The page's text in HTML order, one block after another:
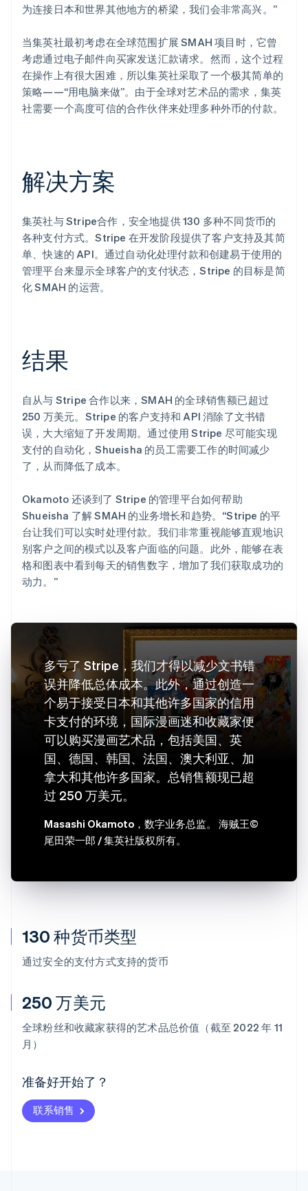
130 种货币类型
通过安全的支付方式支持的货币
250 万美元
全球粉丝和收藏家获得的艺术品总价值（截至 2022 年 11
月）
准备好开始了？
联系销售
为连接日本和世界其他地方的桥梁，我们会非常高兴。”
当集英社最初考虑在全球范围扩展 SMAH 项目时，它曾
考虑通过电子邮件向买家发送汇款请求。然而，这个过程
在操作上有很大困难，所以集英社采取了一个极其简单的
策略——“用电脑来做”。由于全球对艺术品的需求，集英
社需要一个高度可信的合作伙伴来处理多种外币的付款。
解决方案
集英社与 Stripe合作，安全地提供 130 多种不同货币的
各种支付方式。Stripe 在开发阶段提供了客户支持及其简
单、快速的 API。通过自动化处理付款和创建易于使用的
管理平台来显示全球客户的支付状态，Stripe 的目标是简
化 SMAH 的运营。
结果
自从与 Stripe 合作以来，SMAH 的全球销售额已超过
250 万美元。Stripe 的客户支持和 API 消除了文书错
误，大大缩短了开发周期。通过使用 Stripe 尽可能实现
支付的自动化，Shueisha 的员工需要工作的时间减少
了，从而降低了成本。
Okamoto 还谈到了 Stripe 的管理平台如何帮助
Shueisha 了解 SMAH 的业务增长和趋势。“Stripe 的平
台让我们可以实时处理付款。我们非常重视能够直观地识
别客户之间的模式以及客户面临的问题。此外，能够在表
格和图表中看到每天的销售数字，增加了我们获取成功的
动力。”
多亏了 Stripe，我们才得以减少文书错
误并降低总体成本。此外，通过创造一
个易于接受日本和其他许多国家的信用
卡支付的环境，国际漫画迷和收藏家便
可以购买漫画艺术品，包括美国、英
国、德国、韩国、法国、澳大利亚、加
拿大和其他许多国家。总销售额现已超
过 250 万美元。
Masashi Okamoto ，数字业务总监。 海贼王©
尾田荣一郎 / 集英社版权所有。
阿联酋
English
爱沙尼亚
English
奥地利
Deutsch English